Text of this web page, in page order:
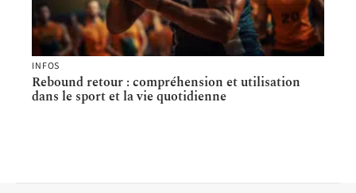
INFOS
Rebound retour : compréhension et utilisation
dans le sport et la vie quotidienne